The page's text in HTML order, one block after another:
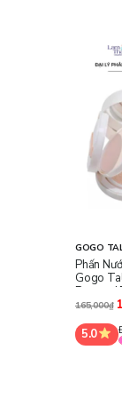
- Lấy
- Dùng
GOGO
Phấn
Gogo
Pressed
165,000₫
5.0